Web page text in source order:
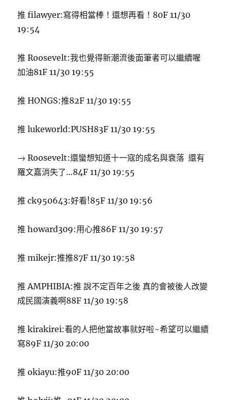
推 filawyer:寫得相當棒！還想再看！80F 11/30
19:54
推 Roosevelt:我也覺得新潮流後面筆者可以繼續喔
加油81F 11/30 19:55
推 HONGS:推82F 11/30 19:55
推 lukeworld:PUSH83F 11/30 19:55
→ Roosevelt:還蠻想知道十一寇的成名與衰落 還有
羅文嘉消失了…84F 11/30 19:55
推 ck950643:好看!85F 11/30 19:56
推 howard309:用心推86F 11/30 19:57
推 mikejr:推推87F 11/30 19:58
推 AMPHIBIA:推 說不定百年之後 真的會被後人改變
成民國演義啊88F 11/30 19:58
推 kirakirei:看的人把他當故事就好啦~希望可以繼續
寫89F 11/30 20:00
推 okiayu:推90F 11/30 20:00